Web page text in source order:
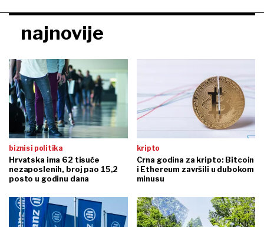
najnovije
biznis i politika
Hrvatska ima 62 tisuće
nezaposlenih, broj pao 15,2
posto u godinu dana
kripto
Crna godina za kripto: Bitcoin
i Ethereum završili u dubokom
minusu